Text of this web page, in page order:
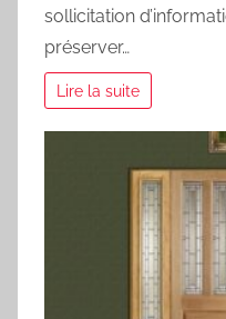
sollicitation
préserver…
Lire la suite